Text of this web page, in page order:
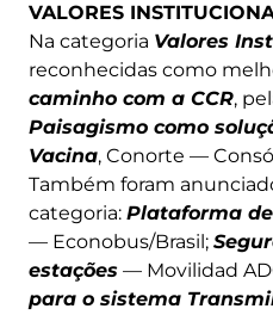
VALORES
Na categoria Valores
reconhecidas como
caminho com a CCR,
Paisagismo como
Vacina, Conorte —
Também foram
categoria: Plataforma
— Econobus/Brasil;
estações — Movilidad
para o sistema